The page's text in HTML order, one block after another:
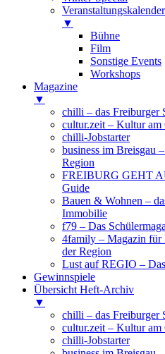
Veranstaltungskalender
▼
Bühne
Film
Sonstige Events
Workshops
Magazine
▼
chilli – das Freiburger
cultur.zeit – Kultur am
chilli-Jobstarter
business im Breisgau
Region
FREIBURG GEHT
Guide
Bauen & Wohnen –
Immobilie
f79 – Das
4family – Magazin
der Region
Lust auf REGIO –
Gewinnspiele
Übersicht Heft-Archiv
▼
chilli – das Freiburger
cultur.zeit – Kultur am
chilli-Jobstarter